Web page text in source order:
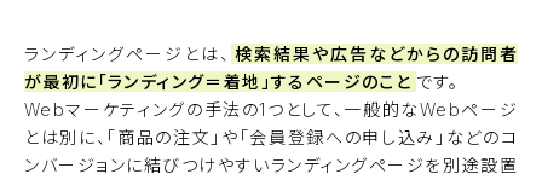
ランディングページとは、 検索結果や広告などからの訪問者
が最初に「ランディング＝着地」するページのこと です。
Webマーケティングの手法の1つとして、一般的なWebページ
とは別に、「商品の注文」や「会員登録への申し込み」などのコ
ンバージョンに結びつけやすいランディングページを別途設置